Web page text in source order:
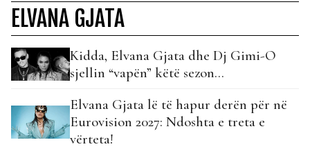
ELVANA GJATA
Kidda, Elvana Gjata dhe Dj Gimi-O
sjellin “vapën” këtë sezon…
Elvana Gjata lë të hapur derën për në
Eurovision 2027: Ndoshta e treta e
vërteta!